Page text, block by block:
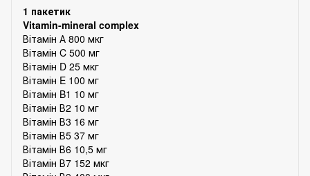
1 пакетик
Vitamin-mineral complex
Вітамін А 800 мкг
Вітамін C 500 мг
Вітамін D 25 мкг
Вітамін E 100 мг
Вітамін B1 10 мг
Вітамін В2 10 мг
Вітамін В3 16 мг
Вітамін В5 37 мг
Вітамін В6 10,5 мг
Вітамін В7 152 мкг